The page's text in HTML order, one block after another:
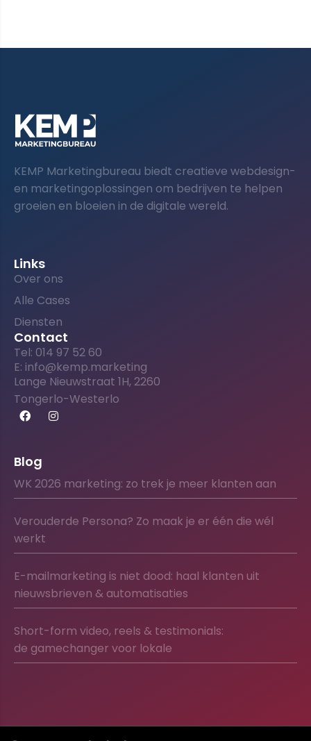
KEMP Marketingbureau biedt creatieve webdesign-
en marketingoplossingen om bedrijven te helpen
groeien en bloeien in de digitale wereld.
Links
Over ons
Alle Cases
Diensten
Contact
Tel: 014 97 52 60
E: info@kemp.marketing
Lange Nieuwstraat 1H, 2260
Tongerlo-Westerlo
Blog
WK 2026 marketing: zo trek je meer klanten aan
Verouderde Persona? Zo maak je er één die wél
werkt
E-mailmarketing is niet dood: haal klanten uit
nieuwsbrieven & automatisaties
Short-form video, reels & testimonials:
de gamechanger voor lokale